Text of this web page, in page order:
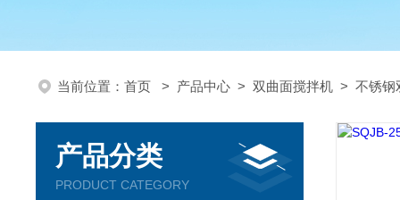
当前位置： 首页 > 产品中心 > 双曲面搅拌机 > 不锈钢
产品分类
PRODUCT CATEGORY